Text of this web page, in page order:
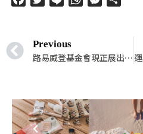
Previous
路易威登基金會現正展出「Simon Hantaï展覽」，可說是Hantaï畫室收藏作品的首次空前展出！